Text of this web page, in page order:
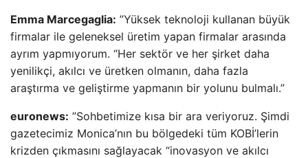
Emma Marcegaglia: ”Yüksek teknoloji kullanan büyük
firmalar ile geleneksel üretim yapan firmalar arasında
ayrım yapmıyorum. “Her sektör ve her şirket daha
yenilikçi, akılcı ve üretken olmanın, daha fazla
araştırma ve geliştirme yapmanın bir yolunu bulmalı.”
euronews: ”Sohbetimize kısa bir ara veriyoruz. Şimdi
gazetecimiz Monica’nın bu bölgedeki tüm KOBİ’lerin
krizden çıkmasını sağlayacak “inovasyon ve akılcı